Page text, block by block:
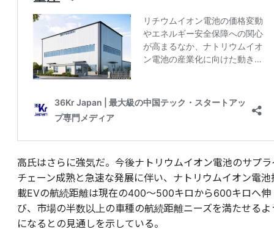
高氏はさらに強気だ。今後ナトリウムイオン電池のサプラ
チェーン成熟と急速な発展に伴い、ナトリウムイオン電池
載EVの航続距離は現在の400〜500キロから600キロへ伸
び、市場の半数以上の車種の航続距離ニーズを満たせるよ
になるとの見通しを示している。